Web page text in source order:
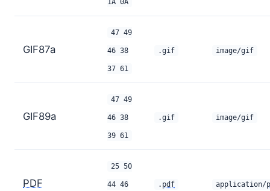
1A 0A
GIF87a
47 49
46 38
37 61
.gif image/gif
GIF89a
47 49
46 38
39 61
.gif image/gif
PDF
25 50
44 46 . pdf application/